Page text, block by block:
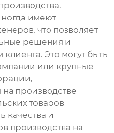
имеют
что позволяет
решения и
клиента. Это могут быть
или крупные
производстве
товаров.
качества и
производства на